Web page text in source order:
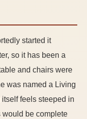
started it
so it has been a
and chairs were
was named a Living
feels steeped in
would be complete